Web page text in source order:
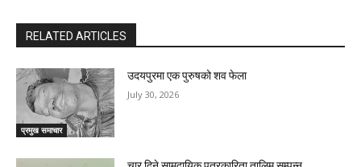
RELATED ARTICLES
प्रमुख समाचार
उदयपुरमा एक पुरुषको शव फेला
July 30, 2026